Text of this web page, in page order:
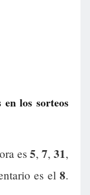
los sorteos
es5, 7, 31,
es el 8.